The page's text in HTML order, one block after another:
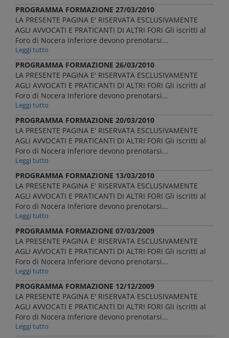
PROGRAMMA FORMAZIONE 27/03/2010
LA PRESENTE PAGINA E' RISERVATA ESCLUSIVAMENTE
AGLI AVVOCATI E PRATICANTI DI ALTRI FORI Gli iscritti al
Foro di Nocera Inferiore devono prenotarsi...
Leggi tutto
PROGRAMMA FORMAZIONE 26/03/2010
LA PRESENTE PAGINA E' RISERVATA ESCLUSIVAMENTE
AGLI AVVOCATI E PRATICANTI DI ALTRI FORI Gli iscritti al
Foro di Nocera Inferiore devono prenotarsi...
Leggi tutto
PROGRAMMA FORMAZIONE 20/03/2010
LA PRESENTE PAGINA E' RISERVATA ESCLUSIVAMENTE
AGLI AVVOCATI E PRATICANTI DI ALTRI FORI Gli iscritti al
Foro di Nocera Inferiore devono prenotarsi...
Leggi tutto
PROGRAMMA FORMAZIONE 13/03/2010
LA PRESENTE PAGINA E' RISERVATA ESCLUSIVAMENTE
AGLI AVVOCATI E PRATICANTI DI ALTRI FORI Gli iscritti al
Foro di Nocera Inferiore devono prenotarsi...
Leggi tutto
PROGRAMMA FORMAZIONE 07/03/2009
LA PRESENTE PAGINA E' RISERVATA ESCLUSIVAMENTE
AGLI AVVOCATI E PRATICANTI DI ALTRI FORI Gli iscritti al
Foro di Nocera Inferiore devono prenotarsi...
Leggi tutto
PROGRAMMA FORMAZIONE 12/12/2009
LA PRESENTE PAGINA E' RISERVATA ESCLUSIVAMENTE
AGLI AVVOCATI E PRATICANTI DI ALTRI FORI Gli iscritti al
Foro di Nocera Inferiore devono prenotarsi...
Leggi tutto